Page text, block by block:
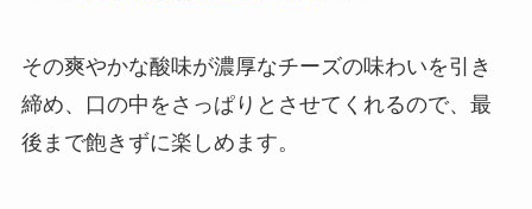
その爽やかな酸味が濃厚なチーズの味わいを引き
締め、口の中をさっぱりとさせてくれるので、最
後まで飽きずに楽しめます。